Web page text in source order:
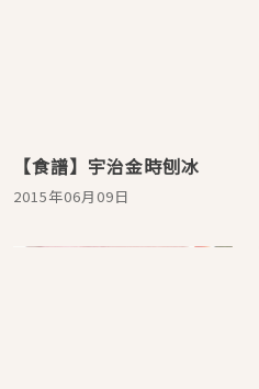
【食譜】宇治金時刨冰
2015年06月09日